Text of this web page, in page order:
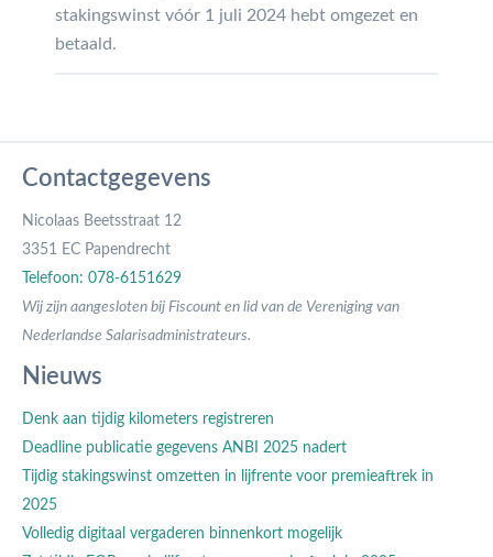
stakingswinst vóór 1 juli 2024 hebt omgezet en
betaald.
Contactgegevens
Nicolaas Beetsstraat 12
3351 EC Papendrecht
Telefoon: 078-6151629
Wij zijn aangesloten bij Fiscount en lid van de Vereniging van
Nederlandse Salarisadministrateurs.
Nieuws
Denk aan tijdig kilometers registreren
Deadline publicatie gegevens ANBI 2025 nadert
Tijdig stakingswinst omzetten in lijfrente voor premieaftrek in
2025
Volledig digitaal vergaderen binnenkort mogelijk